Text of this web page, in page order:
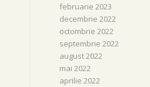
februarie 2023
decembrie 2022
octombrie 2022
septembrie 2022
august 2022
mai 2022
aprilie 2022